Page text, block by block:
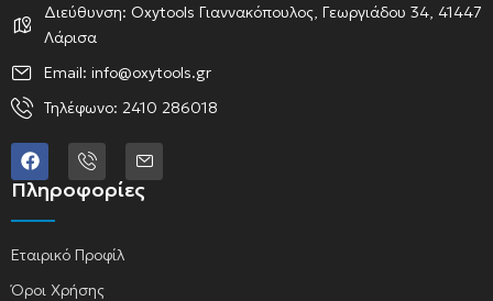
Διεύθυνση: Oxytools Γιαννακόπουλος, Γεωργιάδου 34, 41447
Λάρισα
Email: info@oxytools.gr
Τηλέφωνο: 2410 286018
Πληροφορίες
Εταιρικό Προφίλ
Όροι Χρήσης